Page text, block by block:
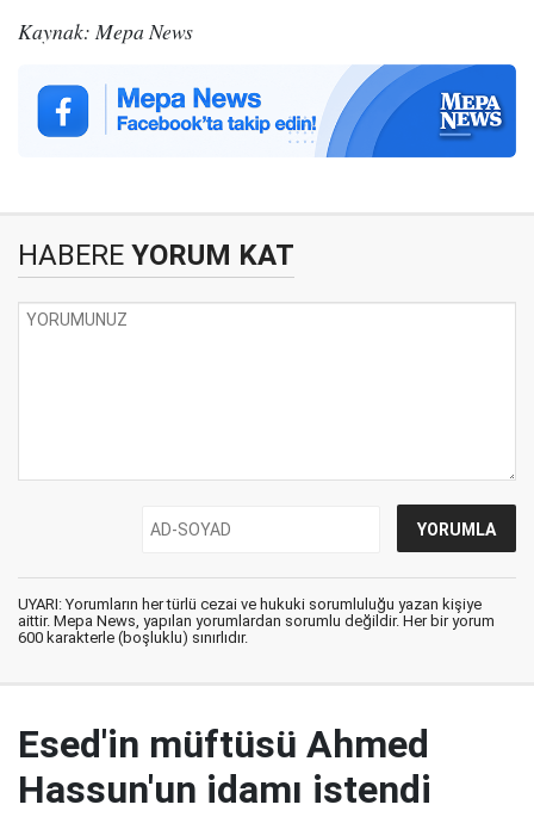
Kaynak: Mepa News
HABERE YORUM KAT
UYARI: Yorumların her türlü cezai ve hukuki sorumluluğu yazan kişiye
aittir. Mepa News, yapılan yorumlardan sorumlu değildir. Her bir yorum
600 karakterle (boşluklu) sınırlıdır.
Esed'in müftüsü Ahmed
Hassun'un idamı istendi